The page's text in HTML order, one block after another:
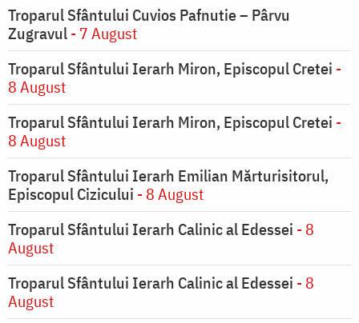
Troparul Sfântului Cuvios Pafnutie – Pârvu
Zugravul- 7 August
Troparul Sfântului Ierarh Miron, Episcopul Cretei -
8 August
Troparul Sfântului Ierarh Miron, Episcopul Cretei -
8 August
Troparul Sfântului Ierarh Emilian Mărturisitorul,
Episcopul Cizicului - 8 August
Troparul Sfântului Ierarh Calinic al Edessei - 8
August
Troparul Sfântului Ierarh Calinic al Edessei - 8
August